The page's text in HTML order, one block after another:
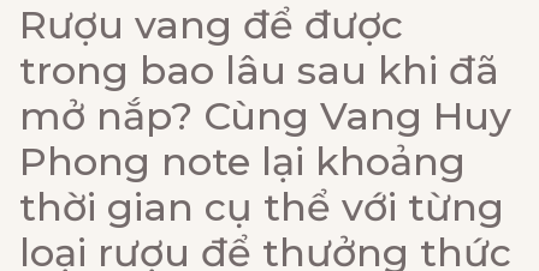
Rượu vang để được
trong bao lâu sau khi đã
mở nắp? Cùng Vang Huy
Phong note lại khoảng
thời gian cụ thể với từng
loại rượu để thưởng thức